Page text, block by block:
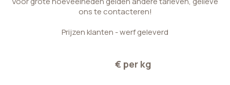
ons te contacteren!
Prijzen klanten - werf geleverd
€ per kg